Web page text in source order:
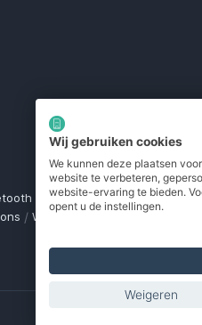
trackers / Opladers /
/ Waterdichte telefoons
Wij gebruiken cookies
We kunnen deze plaatsen
website te verbeteren,
website-ervaring te bieden.
opent u de instellingen.
Weigeren